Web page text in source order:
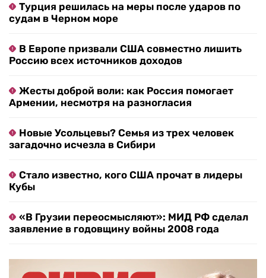
Турция решилась на меры после ударов по
судам в Черном море
В Европе призвали США совместно лишить
Россию всех источников доходов
Жесты доброй воли: как Россия помогает
Армении, несмотря на разногласия
Новые Усольцевы? Семья из трех человек
загадочно исчезла в Сибири
Стало известно, кого США прочат в лидеры
Кубы
«В Грузии переосмысляют»: МИД РФ сделал
заявление в годовщину войны 2008 года